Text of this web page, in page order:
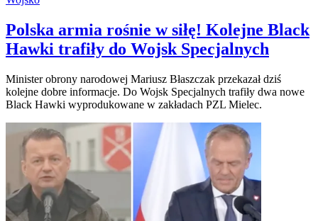
Polska armia rośnie w siłę! Kolejne Black
Hawki trafiły do Wojsk Specjalnych
Minister obrony narodowej Mariusz Błaszczak przekazał dziś
kolejne dobre informacje. Do Wojsk Specjalnych trafiły dwa nowe
Black Hawki wyprodukowane w zakładach PZL Mielec.